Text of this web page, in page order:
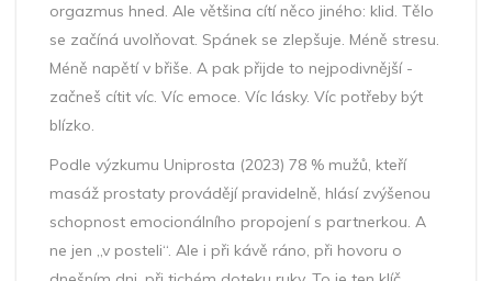
orgazmus hned. Ale většina cítí něco jiného: klid. Tělo
se začíná uvolňovat. Spánek se zlepšuje. Méně stresu.
Méně napětí v břiše. A pak přijde to nejpodivnější -
začneš cítit víc. Víc emoce. Víc lásky. Víc potřeby být
blízko.
Podle výzkumu Uniprosta (2023) 78 % mužů, kteří
masáž prostaty provádějí pravidelně, hlásí zvýšenou
schopnost emocionálního propojení s partnerkou. A
ne jen „v posteli“. Ale i při kávě ráno, při hovoru o